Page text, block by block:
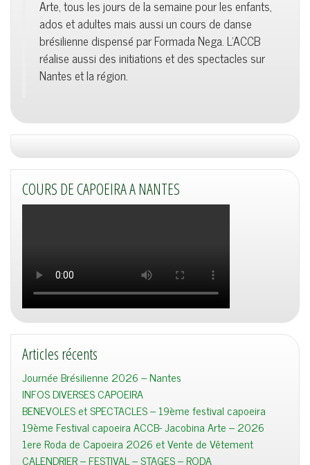
Arte, tous les jours de la semaine pour les enfants,
ados et adultes mais aussi un cours de danse
brésilienne dispensé par Formada Nega. L'ACCB
réalise aussi des initiations et des spectacles sur
Nantes et la région.
COURS DE CAPOEIRA A NANTES
Articles récents
Journée Brésilienne 2026 – Nantes
INFOS DIVERSES CAPOEIRA
BENEVOLES et SPECTACLES – 19ème festival capoeira
19ème Festival capoeira ACCB- Jacobina Arte – 2026
1ere Roda de Capoeira 2026 et Vente de Vêtement
CALENDRIER – FESTIVAL – STAGES – RODA